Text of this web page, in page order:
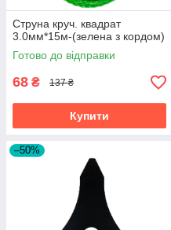
Струна круч. квадрат
3.0мм*15м-(зелена з кордом)
Готово до відправки
68 ₴ 137 ₴
Купити
–50%